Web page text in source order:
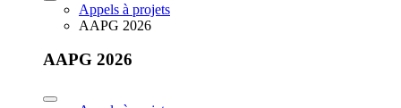
Appels à projets
AAPG 2026
AAPG 2026